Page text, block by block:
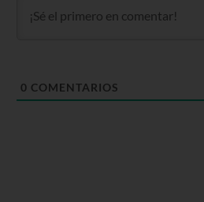
0 COMENTARIOS